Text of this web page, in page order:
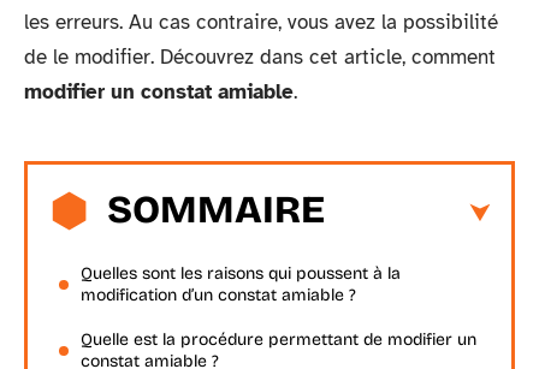
les erreurs. Au cas contraire, vous avez la possibilité
de le modifier. Découvrez dans cet article, comment
modifier un constat amiable.
SOMMAIRE
Quelles sont les raisons qui poussent à la
modification d’un constat amiable ?
Quelle est la procédure permettant de modifier un
constat amiable ?